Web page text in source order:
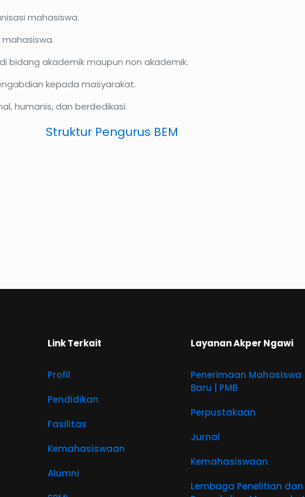
mahasiswa.
bidang akademik maupun non akademik.
kepada masyarakat.
humanis, dan berdedikasi.
Struktur Pengurus BEM
Link Terkait
Profil
Pendidikan
Fasilitas
Kemahasiswaan
Alumni
Layanan Akper Ngawi
Penerimaan Mahasiswa
Baru | PMB
Perpustakaan
Jurnal
Kemahasiswaan
Lembaga Penelitian dan